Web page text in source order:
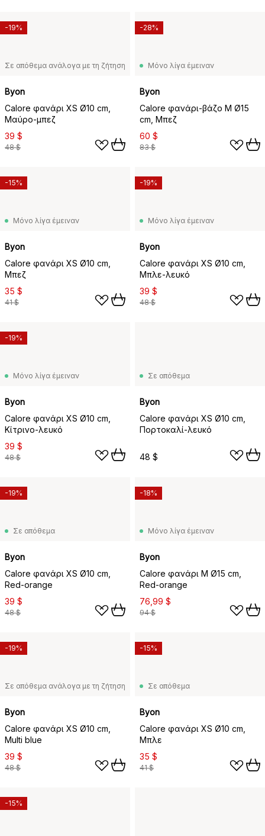
Σε απόθεμα ανάλογα με τη ζήτηση
Byon
Calore φανάρι XS Ø10 cm,
Μαύρο-μπεζ
39 $
48 $
-19%
Μόνο λίγα έμειναν
Byon
Calore φανάρι-βάζο M Ø15
cm, Μπεζ
60 $
83 $
-28%
Μόνο λίγα έμειναν
Byon
Calore φανάρι XS Ø10 cm,
Μπεζ
35 $
41 $
-15%
Μόνο λίγα έμειναν
Byon
Calore φανάρι XS Ø10 cm,
Μπλε-λευκό
39 $
48 $
-19%
Μόνο λίγα έμειναν
Byon
Calore φανάρι XS Ø10 cm,
Κίτρινο-λευκό
39 $
48 $
-19%
Σε απόθεμα
Byon
Calore φανάρι XS Ø10 cm,
Πορτοκαλί-λευκό
48 $
Σε απόθεμα
Byon
Calore φανάρι XS Ø10 cm,
Red-orange
39 $
48 $
-19%
Μόνο λίγα έμειναν
Byon
Calore φανάρι M Ø15 cm,
Red-orange
76,99 $
94 $
-18%
Σε απόθεμα ανάλογα με τη ζήτηση
Byon
Calore φανάρι XS Ø10 cm,
Multi blue
39 $
48 $
-19%
Σε απόθεμα
Byon
Calore φανάρι XS Ø10 cm,
Μπλε
35 $
41 $
-15%
-15%